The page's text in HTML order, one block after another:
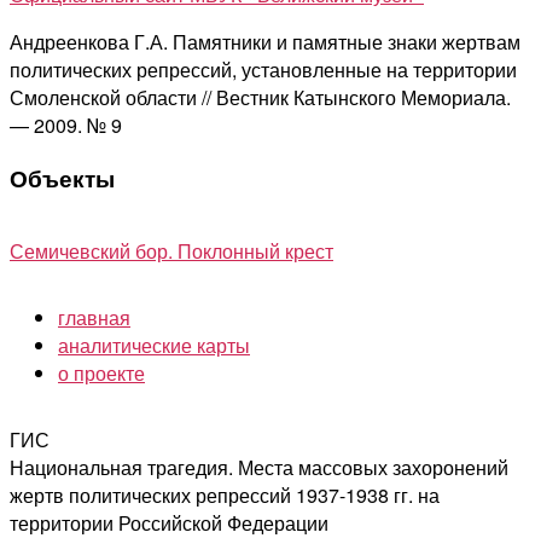
Андреенкова Г.А. Памятники и памятные знаки жертвам
политических репрессий, установленные на территории
Смоленской области // Вестник Катынского Мемориала.
— 2009. № 9
Объекты
Семичевский бор. Поклонный крест
главная
аналитические карты
о проекте
ГИС
Национальная трагедия. Места массовых захоронений
жертв политических репрессий 1937-1938 гг. на
территории Российской Федерации